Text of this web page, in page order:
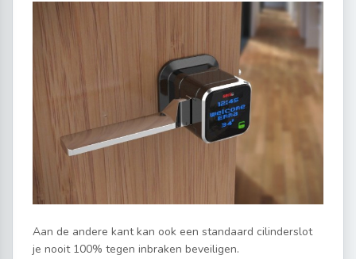
Aan de andere kant kan ook een standaard cilinderslot
je nooit 100% tegen inbraken beveiligen.